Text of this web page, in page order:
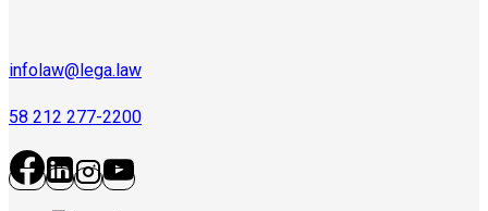
infolaw@lega.law
58 212 277-2200